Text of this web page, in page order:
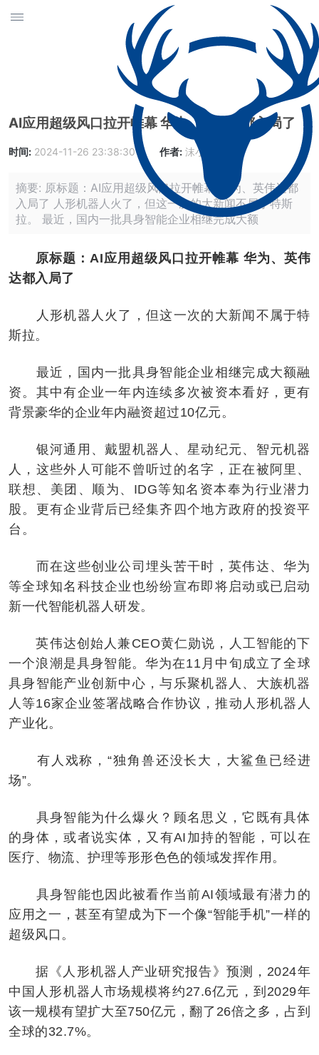
AI应用超级风口拉开帷幕 华为、英伟达都入局了
时间: 2024-11-26 23:38:30 作者: 沫小朵
摘要: 原标题：AI应用超级风口拉开帷幕 华为、英伟达都
入局了 人形机器人火了，但这一次的大新闻不属于特斯
拉。 最近，国内一批具身智能企业相继完成大额
原标题：AI应用超级风口拉开帷幕 华为、英伟
达都入局了
人形机器人火了，但这一次的大新闻不属于特
斯拉。
最近，国内一批具身智能企业相继完成大额融
资。其中有企业一年内连续多次被资本看好，更有
背景豪华的企业年内融资超过10亿元。
银河通用、戴盟机器人、星动纪元、智元机器
人，这些外人可能不曾听过的名字，正在被阿里、
联想、美团、顺为、IDG等知名资本奉为行业潜力
股。更有企业背后已经集齐四个地方政府的投资平
台。
而在这些创业公司埋头苦干时，英伟达、华为
等全球知名科技企业也纷纷宣布即将启动或已启动
新一代智能机器人研发。
英伟达创始人兼CEO黄仁勋说，人工智能的下
一个浪潮是具身智能。华为在11月中旬成立了全球
具身智能产业创新中心，与乐聚机器人、大族机器
人等16家企业签署战略合作协议，推动人形机器人
产业化。
有人戏称，“独角兽还没长大，大鲨鱼已经进
场”。
具身智能为什么爆火？顾名思义，它既有具体
的身体，或者说实体，又有AI加持的智能，可以在
医疗、物流、护理等形形色色的领域发挥作用。
具身智能也因此被看作当前AI领域最有潜力的
应用之一，甚至有望成为下一个像“智能手机”一样的
超级风口。
据《人形机器人产业研究报告》预测，2024年
中国人形机器人市场规模将约27.6亿元，到2029年
该一规模有望扩大至750亿元，翻了26倍之多，占到
全球的32.7%。